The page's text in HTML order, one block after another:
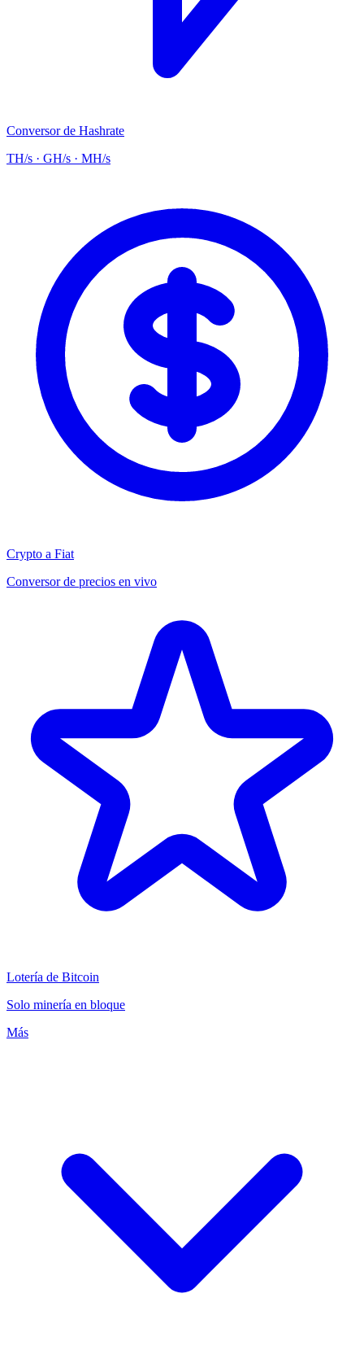
Conversor de Hashrate
TH/s · GH/s · MH/s
Crypto a Fiat
Conversor de precios en vivo
Lotería de Bitcoin
Solo minería en bloque
Más